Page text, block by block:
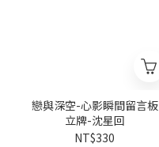
戀與深空-心影瞬間留言板
立牌-沈星回
NT$330